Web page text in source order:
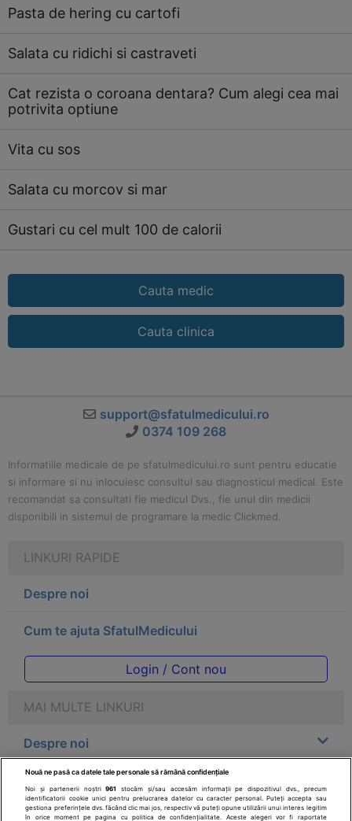
Pasta de hering cu cartofi
Salata cu ridichi si castraveti
Cat rezista o coroana dentara? Cum alegi cea mai
potrivita optiune
Vita cu sos
Salata cu morcov si mar
Gustari cu cel mult 100 de calorii
Cauta medic
Cauta clinica
support@sfatulmedicului.ro
0374 109 268
Informatiile medicale de pe sfatulmedicului.ro sunt pentru educatie
si informare si nu inlocuiesc consultul sau diagnosticul medical. Este
recomandat sa consultati fie medicul Dvs., fie unul din medicii
disponibili in sistemul de programare la medic Clickmed.
LINKURI RAPIDE
Despre noi
Cum te ajuta SfatulMedicului
Login / Cont nou
MAI MULTE LINKURI
Despre noi
Legal
Drepturile consumatorului
Nouă ne pasă ca datele tale personale să rămână confidențiale
Noi și partenerii noștri961
stocăm și/sau accesăm informații pe dispozitivul dvs., precum
identificatorii cookie unici pentru prelucrarea datelor cu caracter personal. Puteți accepta sau
gestiona preferințele dvs. făcând clic mai jos, respectiv vă puteți opune utilizării unui interes legitim
în orice moment pe pagina cu politica de confidențialitate. Aceste alegeri vor fi raportate